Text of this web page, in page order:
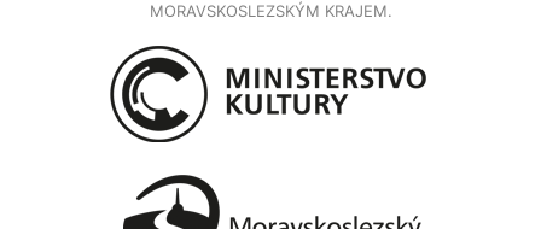
MORAVSKOSLEZSKÝM KRAJEM.